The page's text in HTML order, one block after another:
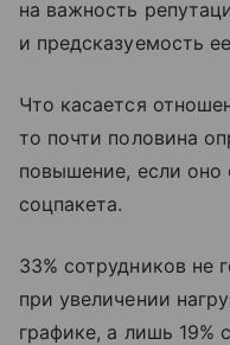
на важность
и предсказуемость
Что касается
то почти половина
повышение, если оно
соцпакета.
33% сотрудников не
при увеличении
графике, а лишь 19%